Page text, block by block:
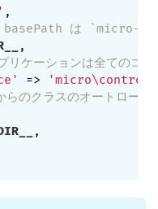
,
は `micro-
,
ケーションは全てのコン
=>
クラスのオートロードを
,